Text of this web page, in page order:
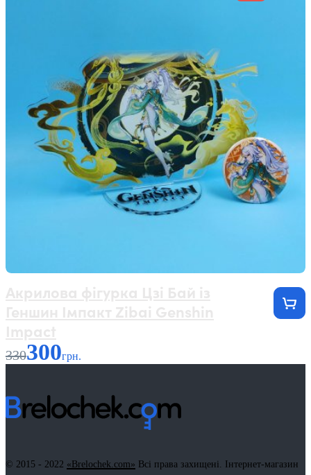
330300грн.
© 2015 - 2022 «Brelochek.com» Всі права захищені. Інтернет-магазин